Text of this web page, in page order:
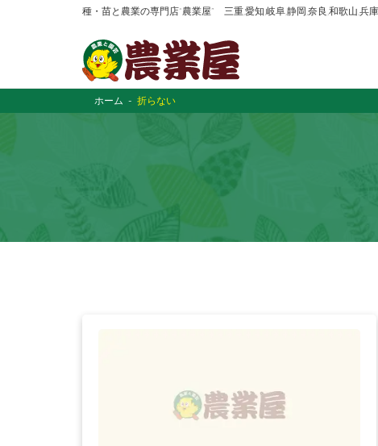
種・苗と農業の専門店“農業屋” 三重,愛知,岐阜,静岡,奈良,和歌山,兵
ホーム 折らない